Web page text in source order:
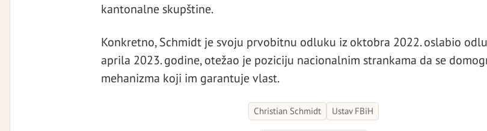
kantonalne skupštine.
Konkretno, Schmidt je svoju prvobitnu odluku iz oktobra 2022. oslabio
aprila 2023. godine, otežao je poziciju nacionalnim strankama da se
mehanizma koji im garantuje vlast.
Christian Schmidt Ustav FBiH